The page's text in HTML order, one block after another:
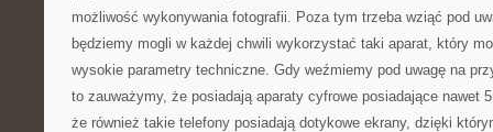
możliwość wykonywania fotografii. Poza tym trzeba wziąć pod
będziemy mogli w każdej chwili wykorzystać taki aparat, który
wysokie parametry techniczne. Gdy weźmiemy pod uwagę na
to zauważymy, że posiadają aparaty cyfrowe posiadające nawet
że również takie telefony posiadają dotykowe ekrany, dzięki